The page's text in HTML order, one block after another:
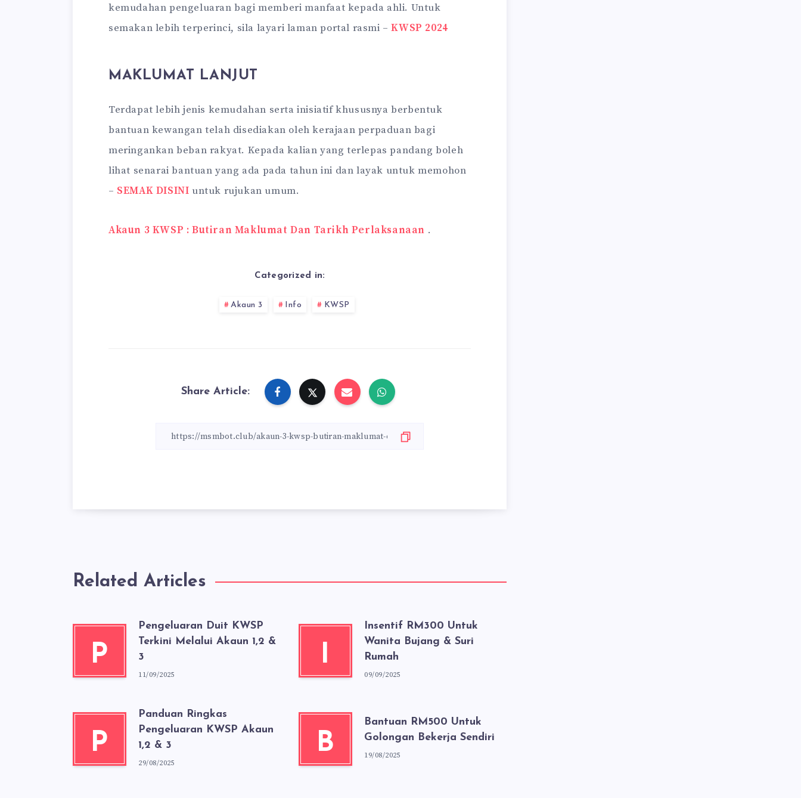
kemudahan pengeluaran bagi memberi manfaat kepada ahli. Untuk
semakan lebih terperinci, sila layari laman portal rasmi –KWSP 2024
MAKLUMAT LANJUT
Terdapat lebih jenis kemudahan serta inisiatif khususnya berbentuk
bantuan kewangan telah disediakan oleh kerajaan perpaduan bagi
meringankan beban rakyat. Kepada kalian yang terlepas pandang boleh
lihat senarai bantuan yang ada pada tahun ini dan layak untuk memohon
– SEMAK DISINI untuk rujukan umum.
Akaun 3 KWSP : Butiran Maklumat Dan Tarikh Perlaksanaan .
Categorized in:
Akaun 3 Info KWSP
Share Article:
Related Articles
P
Pengeluaran Duit KWSP
Terkini Melalui Akaun 1,2 &
3
11/09/2025
I
Insentif RM300 Untuk
Wanita Bujang & Suri
Rumah
09/09/2025
P
Panduan Ringkas
Pengeluaran KWSP Akaun
1,2 & 3
29/08/2025
B
Bantuan RM500 Untuk
Golongan Bekerja Sendiri
19/08/2025